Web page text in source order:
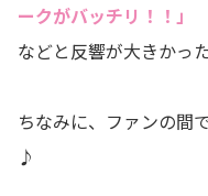
ークがバッチリ！！」
などと反響が大きかっ
ちなみに、ファンの間
♪